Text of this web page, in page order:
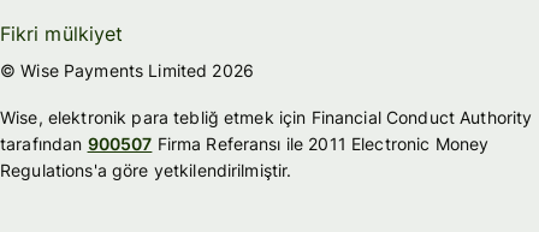
Fikri mülkiyet
© Wise Payments Limited 2026
Wise, elektronik para tebliğ etmek için Financial Conduct Authority
tarafından 900507 Firma Referansı ile 2011 Electronic Money
Regulations'a göre yetkilendirilmiştir.